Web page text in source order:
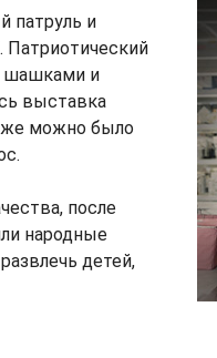
патруль и
Патриотический
шашками и
выставка
же можно было
после
народные
детей,